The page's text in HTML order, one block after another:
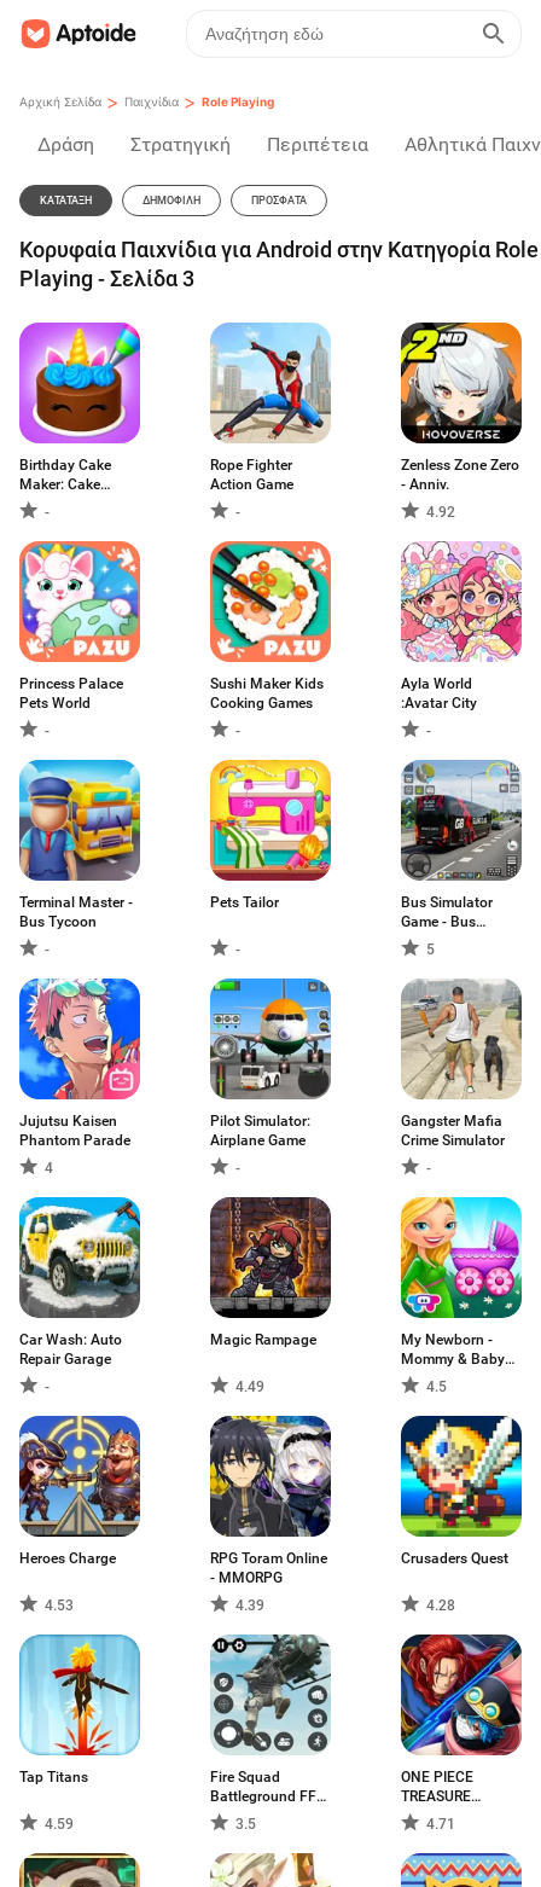
Αρχική Σελίδα > Παιχνίδια > Role Playing
Δράση Στρατηγική Περιπέτεια Αθλητικά
ΚΑΤΆΤΑΞΗ ΔΗΜΟΦΙΛΉ ΠΡΌΣΦΑΤΑ
Κορυφαία Παιχνίδια για Android στην Κατηγορία Role
Playing - Σελίδα 3
Birthday Cake
Maker: Cake
Game-
Rope Fighter
Action Game
-
Zenless Zone Zero
- Anniv.
4.92
Princess Palace
Pets World
-
Sushi Maker Kids
Cooking Games
-
Ayla World
:Avatar City
-
Terminal Master -
Bus Tycoon
-
Pets Tailor
-
Bus Simulator
Game - Bus
Games
5
Jujutsu Kaisen
Phantom Parade
4
Pilot Simulator:
Airplane Game
-
Gangster Mafia
Crime Simulator
-
Car Wash: Auto
Repair Garage
-
Magic Rampage
4.49
My Newborn -
Mommy & Baby
Care4.5
Heroes Charge
4.53
RPG Toram Online
- MMORPG
4.39
Crusaders Quest
4.28
Tap Titans
4.59
Fire Squad
Battleground FF
3D 3.5
ONE PIECE
TREASURE
CRUISE-RPG
4.71